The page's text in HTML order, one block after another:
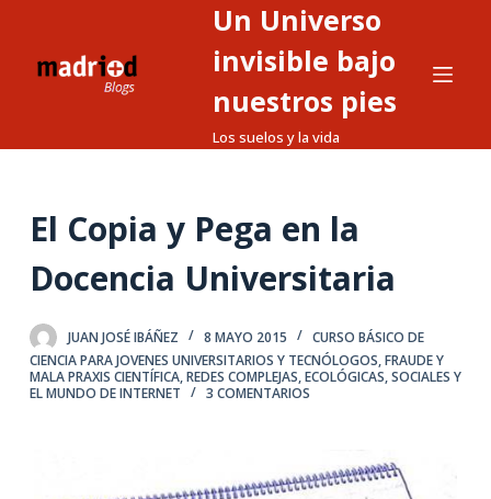
e
n
Un Universo
invisible bajo
nuestros pies
Los suelos y la vida
El Copia y Pega en la
Docencia Universitaria
JUAN JOSÉ IBÁÑEZ 8 MAYO 2015
CURSO BÁSICO DE
CIENCIA PARA JOVENES UNIVERSITARIOS Y TECNÓLOGOS,FRAUDE Y
MALA PRAXIS CIENTÍFICA,REDES COMPLEJAS, ECOLÓGICAS, SOCIALES Y
EL MUNDO DE INTERNET
3 COMENTARIOS